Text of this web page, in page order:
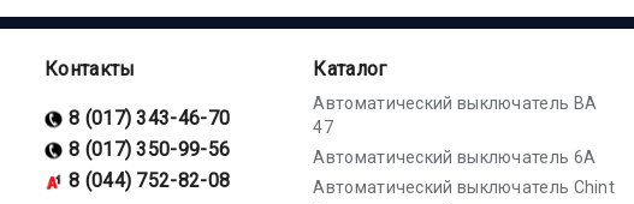
Контакты
8 (017) 343-46-70
8 (017) 350-99-56
8 (044) 752-82-08
Каталог
Автоматический выключатель ВА
47
Автоматический выключатель 6А
Автоматический выключатель Chint